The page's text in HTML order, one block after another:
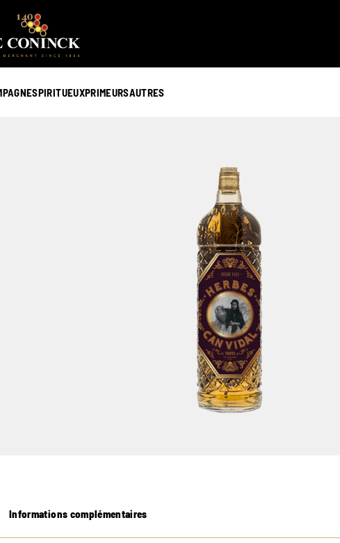
SPIRITUEUXPRIMEURSAUTRES
Informations complémentaires